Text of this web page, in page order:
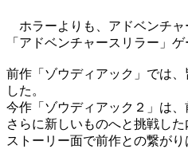
ホラーよりも、アドベンチャ
「アドベンチャースリラー」ゲ
前作「ゾウディアック」では
した。
今作「ゾウディアック２」は、
さらに新しいものへと挑戦した
ストーリー面で前作との繋がり